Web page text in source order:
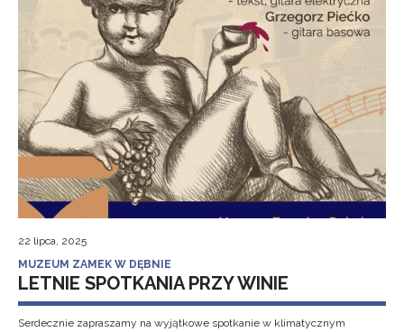
22 lipca, 2025
MUZEUM ZAMEK W DĘBNIE
LETNIE SPOTKANIA PRZY WINIE
Serdecznie zapraszamy na wyjątkowe spotkanie w klimatycznym